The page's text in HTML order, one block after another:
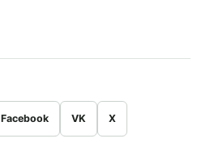
Facebook VK X